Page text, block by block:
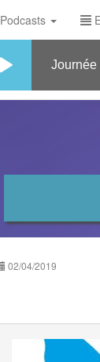
Podcasts
Journée e3d
02/04/2019